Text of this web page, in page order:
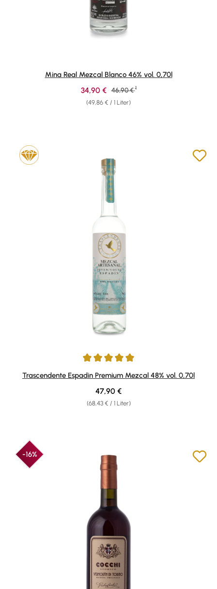
Mina Real Mezcal Blanco 46% vol. 0,70l
(49,86 € / 1 Liter)
Verkaufspreis:
34,90 € Regulärer Preis:
46,90 € 1
Durchschnittliche Bewertung von 5 von 5 Sternen
Trascendente Espadin Premium Mezcal 48% vol. 0,70l
(68,43 € / 1 Liter)
Regulärer Preis:
47,90 €
-16%